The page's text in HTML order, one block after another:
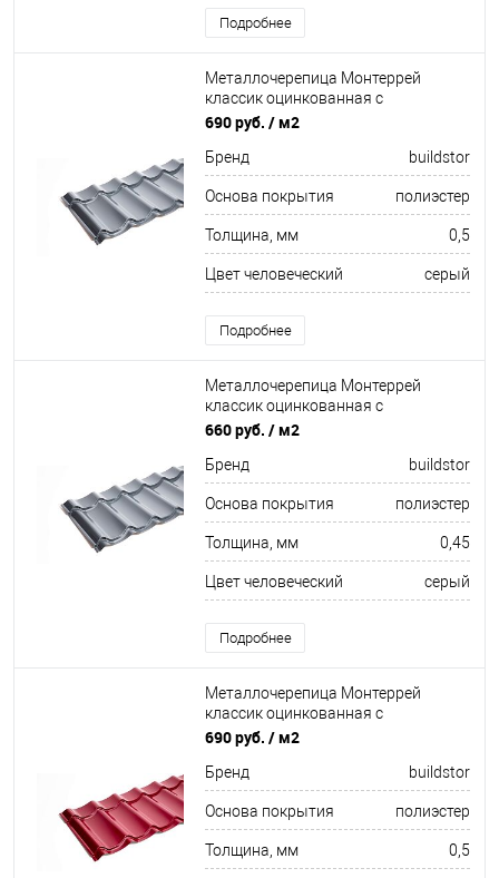
Подробнее
Металлочерепица Монтеррей
классик оцинкованная с
полимерным покрытием
690 руб. / м2
Бренд buildstor
Основа покрытия полиэстер
Толщина, мм 0,5
Цвет человеческий серый
Подробнее
Металлочерепица Монтеррей
классик оцинкованная с
полимерным покрытием
660 руб. / м2
Бренд buildstor
Основа покрытия полиэстер
Толщина, мм 0,45
Цвет человеческий серый
Подробнее
Металлочерепица Монтеррей
классик оцинкованная с
полимерным покрытием
690 руб. / м2
Бренд buildstor
Основа покрытия полиэстер
Толщина, мм 0,5